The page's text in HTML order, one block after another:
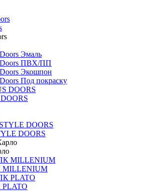
Эмаль
ПВХ/ПП
Экошпон
Под покраску
DOORS